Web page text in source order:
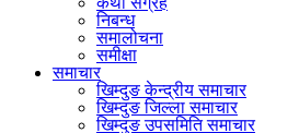
निबन्ध
समालोचना
समीक्षा
समाचार
खिम्दुङ केन्द्रीय समाचार
खिम्दुङ जिल्ला समाचार
खिम्दुङ उपसमिति समाचार